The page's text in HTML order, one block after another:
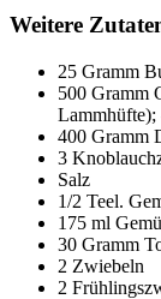
Weitere
25 Gramm
500 Gramm
Lammhüfte);
400 Gramm
3
Salz
1/2 Teel.
175 ml
30 Gramm
2 Zwiebeln
2